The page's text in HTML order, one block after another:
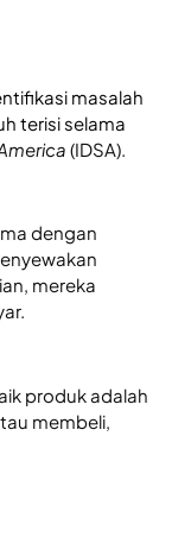
masalah
terisi selama
(IDSA).
dengan
mereka
produk adalah
membeli,